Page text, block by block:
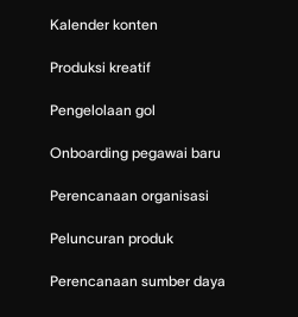
Kalender konten
Produksi kreatif
Pengelolaan gol
Onboarding pegawai baru
Perencanaan organisasi
Peluncuran produk
Perencanaan sumber daya